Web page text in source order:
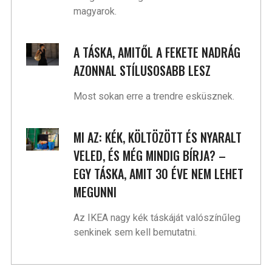
magyarok.
A TÁSKA, AMITŐL A FEKETE NADRÁG
AZONNAL STÍLUSOSABB LESZ
Most sokan erre a trendre esküsznek.
MI AZ: KÉK, KÖLTÖZÖTT ÉS NYARALT
VELED, ÉS MÉG MINDIG BÍRJA? –
EGY TÁSKA, AMIT 30 ÉVE NEM LEHET
MEGUNNI
Az IKEA nagy kék táskáját valószínűleg
senkinek sem kell bemutatni.